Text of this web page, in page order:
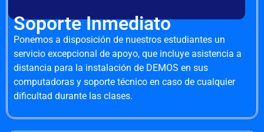
Soporte Inmediato
Ponemos a disposición de nuestros estudiantes un
servicio excepcional de apoyo, que incluye asistencia a
distancia para la instalación de DEMOS en sus
computadoras y soporte técnico en caso de cualquier
dificultad durante las clases.